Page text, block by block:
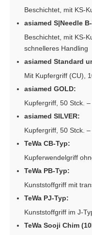
Beschichtet, mit KS-
asiamed S|Needle
Beschichtet, mit KS-
schnelleres Handling
asiamed Standard
Mit Kupfergriff (CU),
asiamed GOLD:
Kupfergriff, 50 Stck.
asiamed SILVER:
Kupfergriff, 50 Stck.
TeWa CB-Typ:
Kupferwendelgriff
TeWa PB-Typ:
Kunststoffgriff mit
TeWa PJ-Typ:
Kunststoffgriff im J-
TeWa Sooji Chim